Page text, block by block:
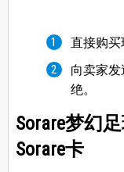
直接购买
向卖家
绝。
Sorare梦幻
Sorare卡